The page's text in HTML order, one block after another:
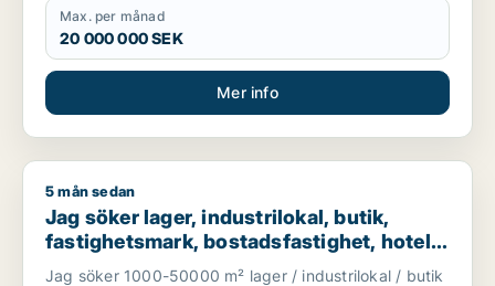
Max. per månad
20 000 000 SEK
Mer info
Jag söker lager, industrilokal, butik, fastighetsmark,
5 mån sedan
Jag söker lager, industrilokal, butik,
fastighetsmark, bostadsfastighet, hotell
eller garage till salu i Hässleholm
Jag söker 1000-50000 m² lager / industrilokal / butik